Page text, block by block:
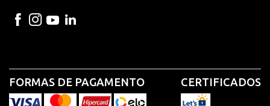
FORMAS DE PAGAMENTO CERTIFICADOS